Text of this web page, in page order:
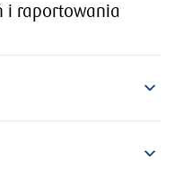
i raportowania